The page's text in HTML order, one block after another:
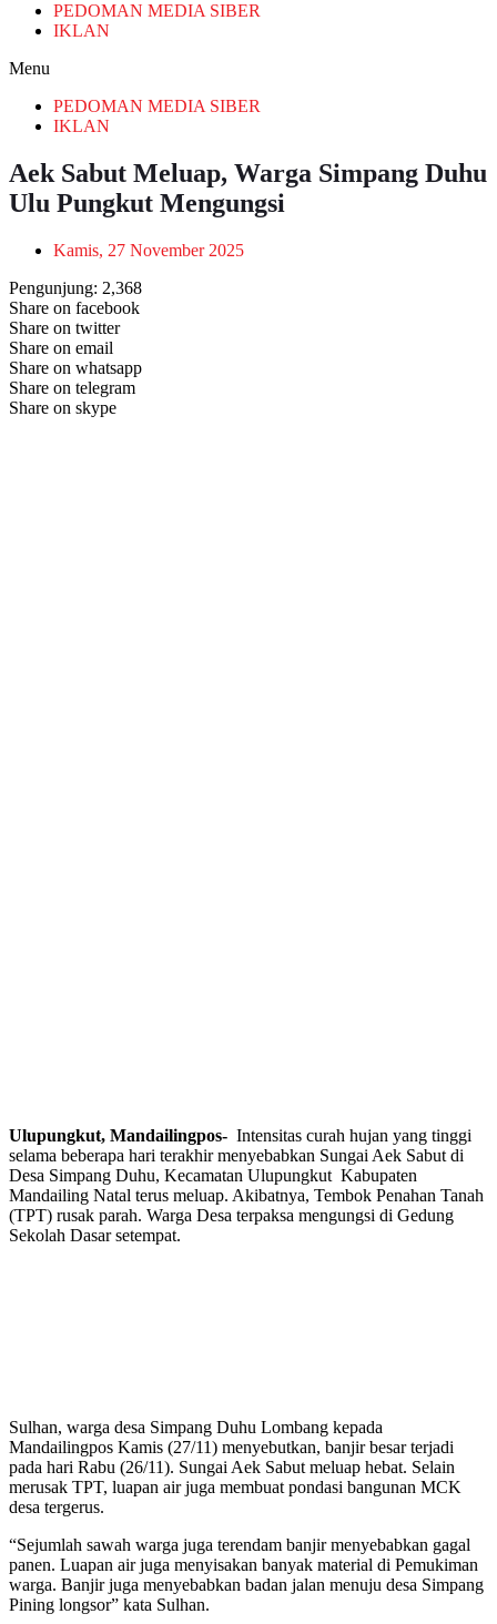
PEDOMAN MEDIA SIBER
IKLAN
Menu
PEDOMAN MEDIA SIBER
IKLAN
Aek Sabut Meluap, Warga Simpang Duhu
Ulu Pungkut Mengungsi
Kamis, 27 November 2025
Pengunjung: 2,368
Share on facebook
Share on twitter
Share on email
Share on whatsapp
Share on telegram
Share on skype
Ulupungkut, Mandailingpos- Intensitas curah hujan yang tinggi
selama beberapa hari terakhir menyebabkan Sungai Aek Sabut di
Desa Simpang Duhu, Kecamatan Ulupungkut Kabupaten
Mandailing Natal terus meluap. Akibatnya, Tembok Penahan Tanah
(TPT) rusak parah. Warga Desa terpaksa mengungsi di Gedung
Sekolah Dasar setempat.
Sulhan, warga desa Simpang Duhu Lombang kepada
Mandailingpos Kamis (27/11) menyebutkan, banjir besar terjadi
pada hari Rabu (26/11). Sungai Aek Sabut meluap hebat. Selain
merusak TPT, luapan air juga membuat pondasi bangunan MCK
desa tergerus.
“Sejumlah sawah warga juga terendam banjir menyebabkan gagal
panen. Luapan air juga menyisakan banyak material di Pemukiman
warga. Banjir juga menyebabkan badan jalan menuju desa Simpang
Pining longsor” kata Sulhan.